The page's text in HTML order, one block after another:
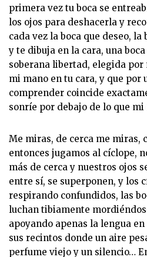
primera vez tu boca se
los ojos para deshacerla y
cada vez la boca que deseo,
y te dibuja en la cara, una
soberana libertad, elegida
mi mano en tu cara, y que por
comprender coincide
sonríe por debajo de lo que
Me miras, de cerca me miras,
entonces jugamos al cíclope,
más de cerca y nuestros ojos
entre sí, se superponen, y los
respirando confundidos, las
luchan tibiamente
apoyando apenas la lengua
sus recintos donde un aire
perfume viejo y un silencio…